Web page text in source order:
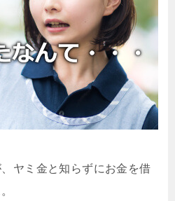
ヤミ金と知らずにお金を借